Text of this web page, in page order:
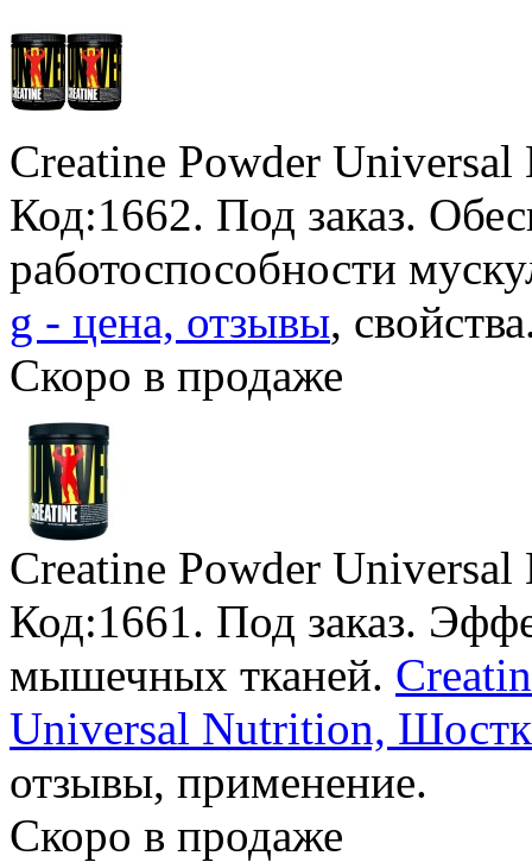
Creatine Powder
Код:1662. Под заказ.
работоспособности
g - цена, отзывы,
Скоро в продаже
Creatine Powder
Код:1661. Под заказ.
мышечных тканей.
Universal Nutrition,
отзывы, применение.
Скоро в продаже